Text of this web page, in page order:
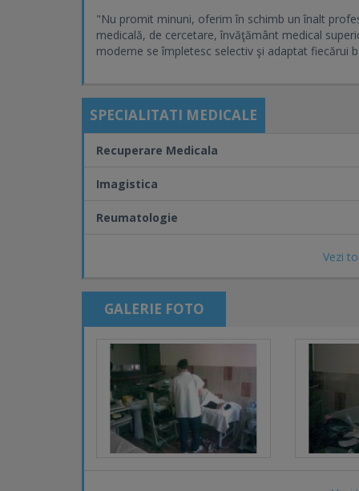
"Nu promit minuni, oferim în schimb un înalt
medicală, de cercetare, învăţământ medical
moderne se împletesc selectiv şi adaptat fiecărui
SPECIALITATI MEDICALE
Vezi
Recuperare Medicala
Imagistica
Reumatologie
GALERIE FOTO